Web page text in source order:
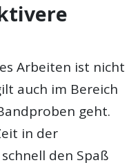
Arbeiten ist nicht
auch im Bereich
geht.
in der
den Spaß